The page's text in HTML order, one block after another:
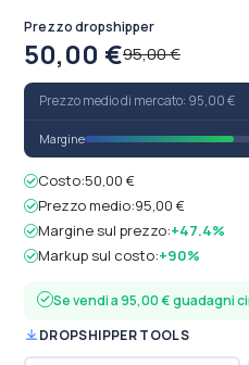
Prezzo dropshipper
50,00 €95,00 €
Prezzo medio di mercato: 95,00 €
Margine
Costo:50,00 €
Prezzo medio:95,00 €
Margine sul prezzo:+47.4%
Markup sul costo:+90%
Se vendi a 95,00 € guadagni
DROPSHIPPER TOOLS